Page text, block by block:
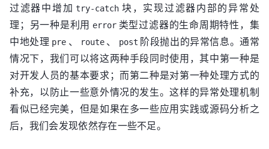
过滤器中增加 try-catch 块，实现过滤器内部的异常处
理；另一种是利用 error 类型过滤器的生命周期特性，集
中地处理 pre 、 route 、 post 阶段抛出的异常信息。通常
情况下，我们可以将这两种手段同时使用，其中第一种是
对开发人员的基本要求；而第二种是对第一种处理方式的
补充，以防止一些意外情况的发生。这样的异常处理机制
看似已经完美，但是如果在多一些应用实践或源码分析之
后，我们会发现依然存在一些不足。